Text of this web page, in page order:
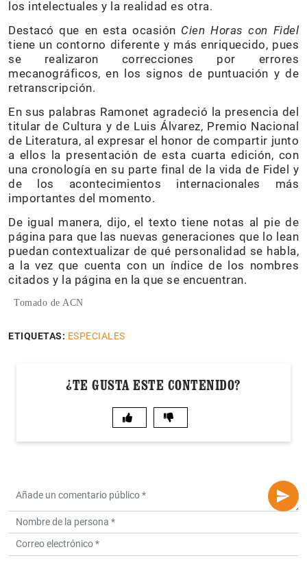
los intelectuales y la realidad es otra.
Destacó que en esta ocasión Cien Horas con Fidel
tiene un contorno diferente y más enriquecido, pues
se realizaron correcciones por errores
mecanográficos, en los signos de puntuación y de
retranscripción.
En sus palabras Ramonet agradeció la presencia del
titular de Cultura y de Luis Álvarez, Premio Nacional
de Literatura, al expresar el honor de compartir junto
a ellos la presentación de esta cuarta edición, con
una cronología en su parte final de la vida de Fidel y
de los acontecimientos internacionales más
importantes del momento.
De igual manera, dijo, el texto tiene notas al pie de
página para que las nuevas generaciones que lo lean
puedan contextualizar de qué personalidad se habla,
a la vez que cuenta con un índice de los nombres
citados y la página en la que se encuentran.
Tomado de ACN
ETIQUETAS: ESPECIALES
¿TE GUSTA ESTE CONTENIDO?